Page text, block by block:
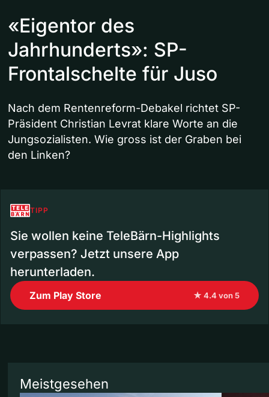
«Eigentor des
Jahrhunderts»: SP-
Frontalschelte für Juso
Nach dem Rentenreform-Debakel richtet SP-
Präsident Christian Levrat klare Worte an die
Jungsozialisten. Wie gross ist der Graben bei
den Linken?
TIPP
Sie wollen keine TeleBärn-Highlights
verpassen? Jetzt unsere App
herunterladen.
Zum Play Store ★ 4.4 von 5
Meistgesehen